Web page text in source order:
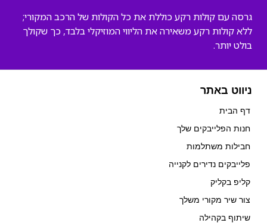
גרסה עם קולות רקע כוללת את כל הקולות של הרכב המקורי;
ללא קולות רקע משאירה את הליווי המוזיקלי בלבד, כך שקולך
בולט יותר.
ניווט באתר
דף הבית
חנות הפלייבקים שלך
חבילות משתלמות
פלייבקים נדירים לקנייה
קליפ בקליק
צור שיר מקורי משלך
שיתוף בקהילה